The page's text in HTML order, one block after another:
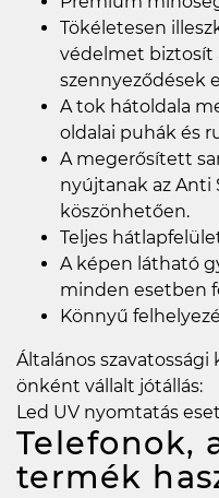
Tökéletesen
védelmet biztosít
szennyeződések
A tok hátoldala
oldalai puhák és
A megerősített
nyújtanak az Anti
köszönhetően.
Teljes
A képen látható
minden esetben
Könnyű
Általános
önként vállalt jótállás:
Led UV nyomtatás
Telefonok,
termék